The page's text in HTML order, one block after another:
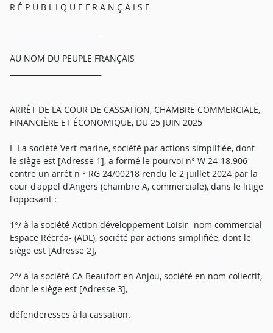
R É P U B L I Q U E F R A N Ç A I S E
AU NOM DU PEUPLE FRANÇAIS
ARRÊT DE LA COUR DE CASSATION, CHAMBRE COMMERCIALE,
FINANCIÈRE ET ÉCONOMIQUE, DU 25 JUIN 2025
I- La société Vert marine, société par actions simplifiée, dont
le siège est [Adresse 1], a formé le pourvoi n° W 24-18.906
contre un arrêt n ° RG 24/00218 rendu le 2 juillet 2024 par la
cour d'appel d'Angers (chambre A, commerciale), dans le litige
l'opposant :
1°/ à la société Action développement Loisir -nom commercial
Espace Récréa- (ADL), société par actions simplifiée, dont le
siège est [Adresse 2],
2°/ à la société CA Beaufort en Anjou, société en nom collectif,
dont le siège est [Adresse 3],
défenderesses à la cassation.